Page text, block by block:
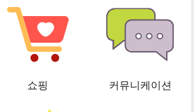
쇼핑 커뮤니케이션